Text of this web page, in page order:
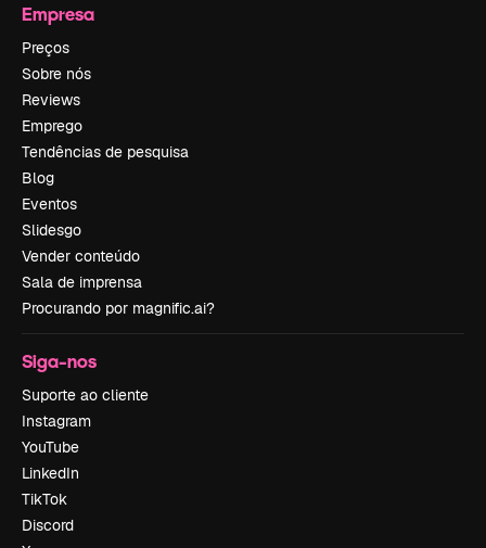
Empresa
Preços
Sobre nós
Reviews
Emprego
Tendências de pesquisa
Blog
Eventos
Slidesgo
Vender conteúdo
Sala de imprensa
Procurando por magnific.ai?
Siga-nos
Suporte ao cliente
Instagram
YouTube
LinkedIn
TikTok
Discord